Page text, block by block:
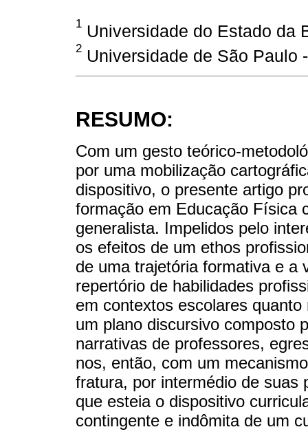
1 Universidade do Estado da
2 Universidade de São Paulo
RESUMO:
Com um gesto teórico-
por uma mobilização
dispositivo, o presente artigo
formação em Educação Física
generalista. Impelidos pelo
os efeitos de um ethos
de uma trajetória formativa e a
repertório de habilidades
em contextos escolares
um plano discursivo composto
narrativas de professores,
nos, então, com um
fratura, por intermédio de suas
que esteia o dispositivo
contingente e indômita de um